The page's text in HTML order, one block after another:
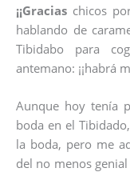
¡¡Gracias chicos
hablando de
Tibidabo para
antemano: ¡¡habrá
Aunque hoy tenía
boda en el
la boda, pero me
del no menos genial